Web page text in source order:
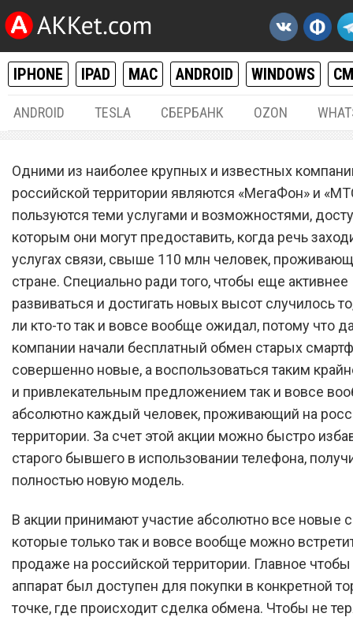
IPHONE IPAD MAC ANDROID WINDOWS
ANDROID TESLA СБЕРБАНК OZON
«МегаФон» и «МТС»
бесплатный обмен старых
смартфонов на
новые
Одними из наиболее крупных и известных
российской территории являются «МегаФон» и
пользуются теми услугами и возможностями,
которым они могут предоставить, когда речь
услугах связи, свыше 110 млн человек,
стране. Специально ради того, чтобы еще активнее
развиваться и достигать новых высот случилось
ли кто-то так и вовсе вообще ожидал, потому что
компании начали бесплатный обмен старых
совершенно новые, а воспользоваться таким
и привлекательным предложением так и вовсе
абсолютно каждый человек, проживающий на
территории. За счет этой акции можно быстро
старого бывшего в использовании телефона,
полностью новую модель.
В акции принимают участие абсолютно все новые
которые только так и вовсе вообще можно
продаже на российской территории. Главное
аппарат был доступен для покупки в конкретной
точке, где происходит сделка обмена. Чтобы не